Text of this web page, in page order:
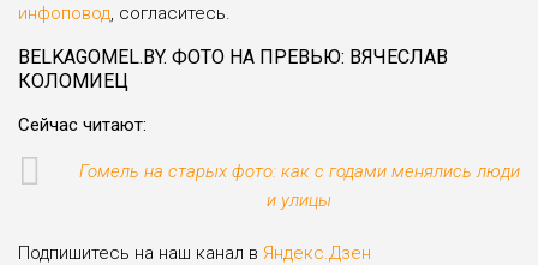
инфоповод , согласитесь.
BELKAGOMEL.BY. ФОТО НА ПРЕВЬЮ: ВЯЧЕСЛАВ
КОЛОМИЕЦ
Сейчас читают:
Гомель на старых фото: как с годами менялись люди
и улицы
Подпишитесь на наш канал в Яндекс.Дзен